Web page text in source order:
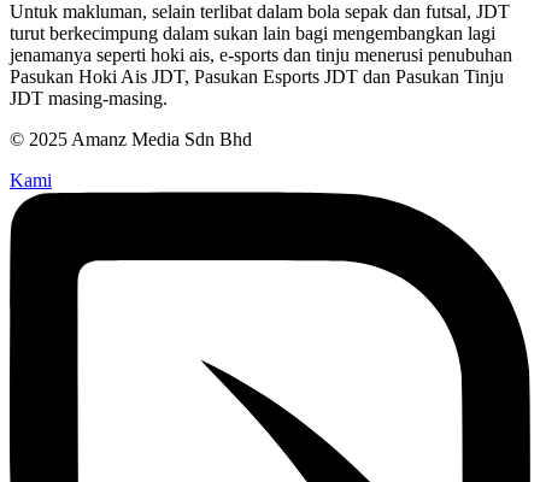
Untuk makluman, selain terlibat dalam bola sepak dan futsal, JDT
turut berkecimpung dalam sukan lain bagi mengembangkan lagi
jenamanya seperti hoki ais, e-sports dan tinju menerusi penubuhan
Pasukan Hoki Ais JDT, Pasukan Esports JDT dan Pasukan Tinju
JDT masing-masing.
© 2025 Amanz Media Sdn Bhd
Kami